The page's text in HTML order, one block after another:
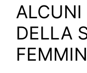
ALCUNI
DELLA